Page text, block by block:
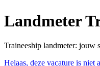
Landmeter
Traineeship landmeter: jouw
Helaas, deze vacature is niet